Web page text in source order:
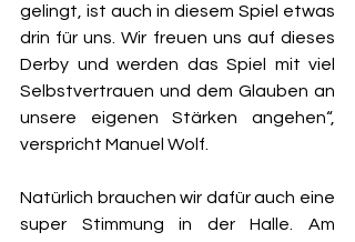
gelingt, ist auch in diesem Spiel etwas
drin für uns. Wir freuen uns auf dieses
Derby und werden das Spiel mit viel
Selbstvertrauen und dem Glauben an
unsere eigenen Stärken angehen“,
verspricht Manuel Wolf.
Natürlich brauchen wir dafür auch eine
super Stimmung in der Halle. Am